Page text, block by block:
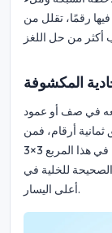
رقمًا، تقلل من
المكشوفة
في صف أو عمود
ثمانية أرقام، فمن
السهل تحديد الرقم التاسع. على سبيل المثال، في هذا المربع 3×3
1، لذا فإن 1 هو الإجابة الصحيحة للخلية في
أعلى اليسار.